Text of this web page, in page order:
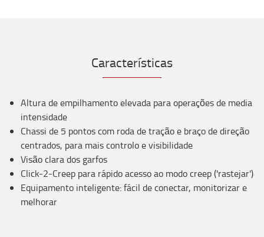
Características
Altura de empilhamento elevada para operações de media
intensidade
Chassi de 5 pontos com roda de tração e braço de direção
centrados, para mais controlo e visibilidade
Visão clara dos garfos
Click-2-Creep para rápido acesso ao modo creep ('rastejar')
Equipamento inteligente: fácil de conectar, monitorizar e
melhorar